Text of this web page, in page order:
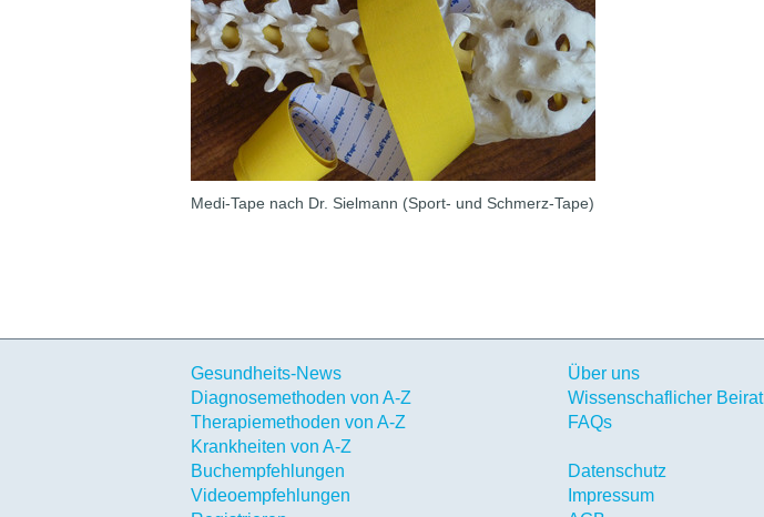
Medi-Tape nach Dr. Sielmann (Sport- und Schmerz-Tape)
Gesundheits-News
Diagnosemethoden von A-Z
Therapiemethoden von A-Z
Krankheiten von A-Z
Buchempfehlungen
Videoempfehlungen
Über uns
Wissenschaflicher Beirat
FAQs
Datenschutz
Impressum